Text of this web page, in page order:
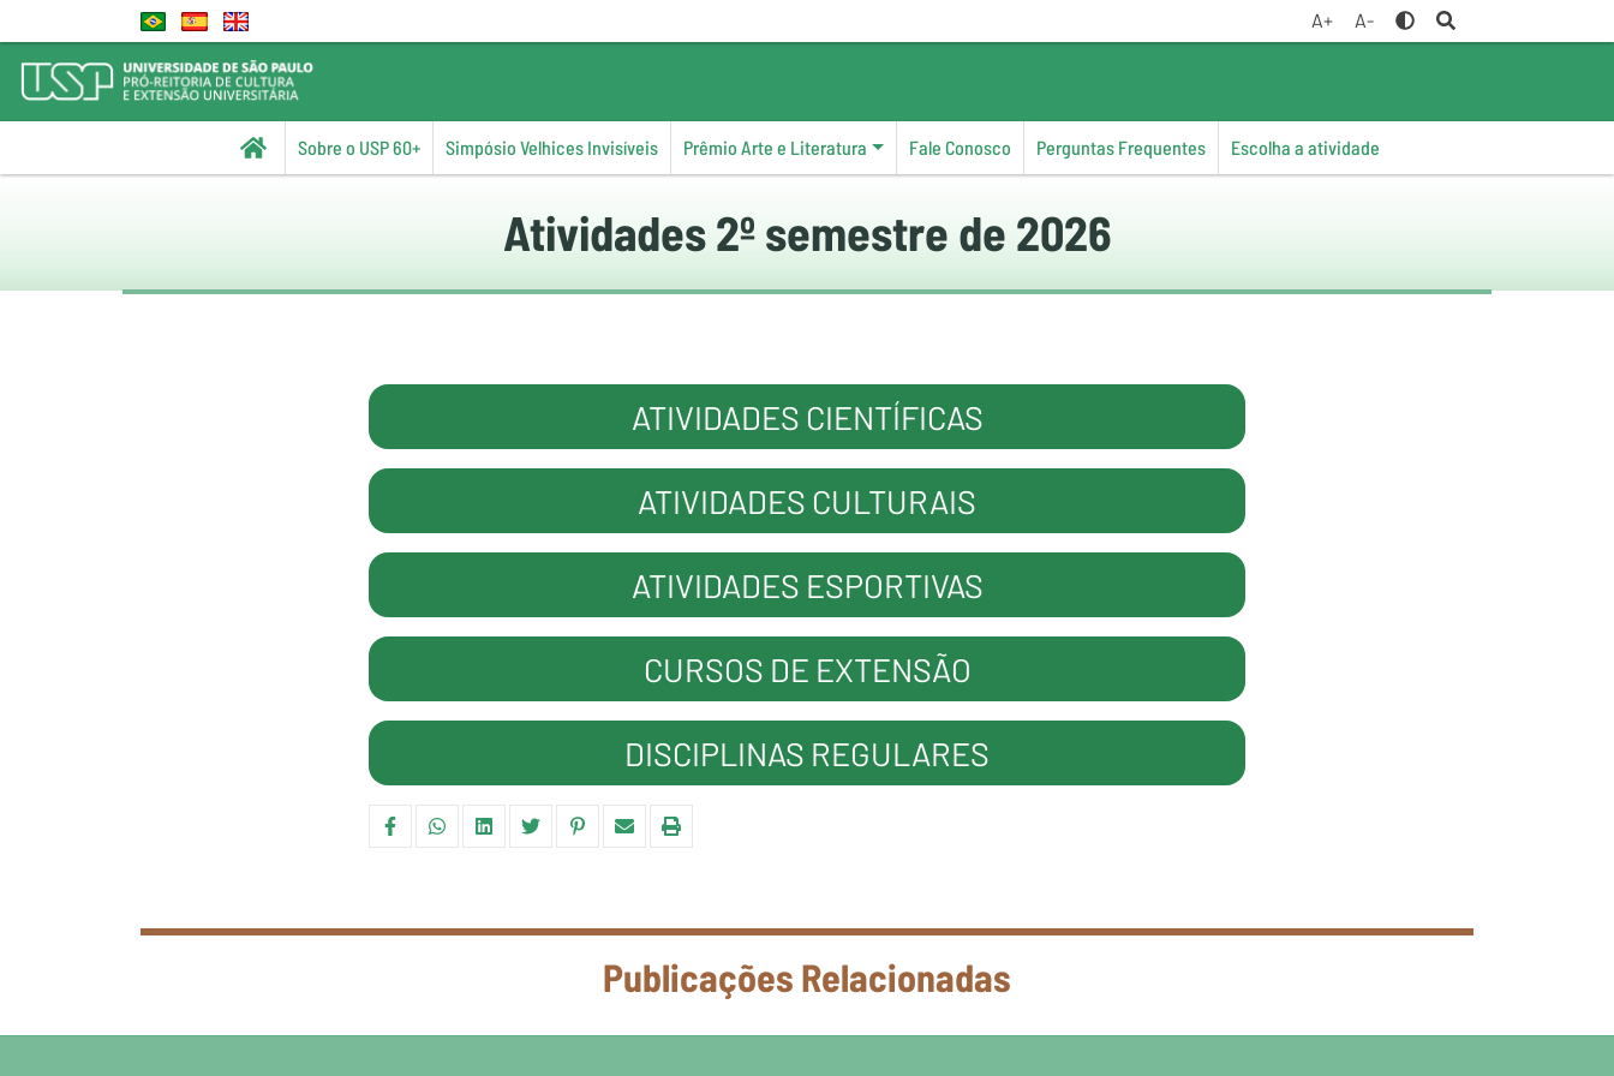
A+ A-
Sobre o USP 60+ Simpósio Velhices Invisíveis Prêmio Arte e Literatura Fale Conosco Perguntas Frequentes Escolha a atividade
Atividades 2º semestre de 2026
ATIVIDADES CIENTÍFICAS
ATIVIDADES CULTURAIS
ATIVIDADES ESPORTIVAS
CURSOS DE EXTENSÃO
DISCIPLINAS REGULARES
Publicações Relacionadas